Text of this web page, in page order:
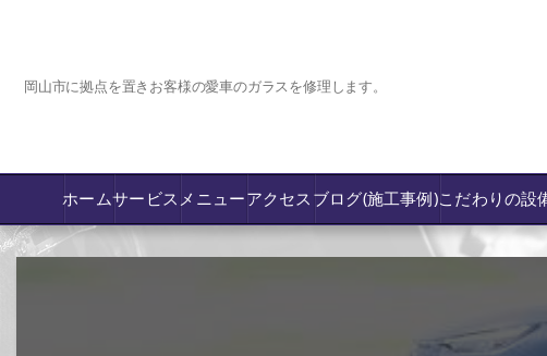
岡山市に拠点を置きお客様の愛車のガラスを修理します。
ホームサービス メニューアクセス ブログ(施工事例)こだわりの設